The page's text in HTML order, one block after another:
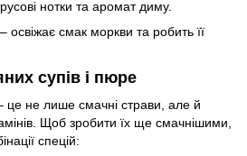
нотки та аромат диму.
– освіжає смак моркви та робить її
супів і пюре
це не лише смачні страви, але й
Щоб зробити їх ще смачнішими,
спецій: